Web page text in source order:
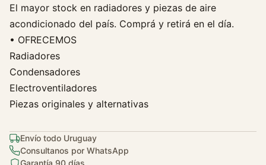
2
F
r
o
t
i
e
D
i
El mayor stock en radiadores y piezas de aire
acondicionado del país. Comprá y retirá en el día.
• OFRECEMOS
Radiadores
Condensadores
Electroventiladores
Piezas originales y alternativas
Envío todo Uruguay
Consultanos por WhatsApp